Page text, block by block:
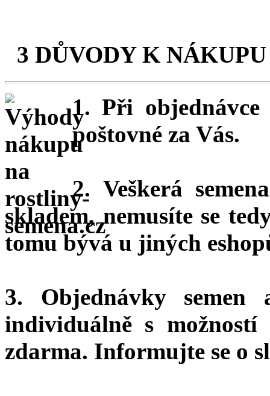
3 DŮVODY K
1. Při
poštovné za Vás.
2. Veškerá
skladem, nemusíte se
tomu bývá u jiných
3. Objednávky
individuálně s možností
zdarma. Informujte se o